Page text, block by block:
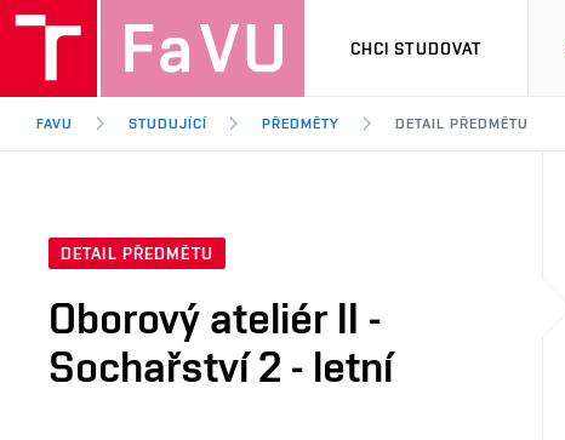
CHCI STUDOVAT
FAVU STUDUJÍCÍ PŘEDMĚTY DETAIL PŘEDMĚTU
DETAIL PŘEDMĚTU
Oborový ateliér II -
Sochařství 2 - letní